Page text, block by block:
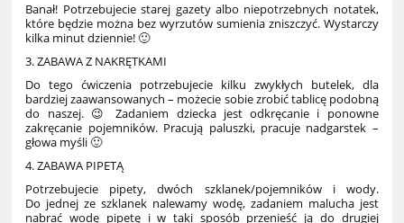
Banał! Potrzebujecie starej gazety albo niepotrzebnych notatek,
które będzie można bez wyrzutów sumienia zniszczyć. Wystarczy
kilka minut dziennie!🙂
3. ZABAWA Z NAKRĘTKAMI
Do tego ćwiczenia potrzebujecie kilku zwykłych butelek, dla
bardziej zaawansowanych – możecie sobie zrobić tablicę podobną
do naszej. 😉
Zadaniem dziecka jest odkręcanie i ponowne
zakręcanie pojemników. Pracują paluszki, pracuje nadgarstek –
głowa myśli🙂
4. ZABAWA PIPETĄ
Potrzebujecie pipety, dwóch szklanek/pojemników i wody.
Do jednej ze szklanek nalewamy wodę, zadaniem malucha jest
nabrać wodę pipetę i w taki sposób przenieść ją do drugiej